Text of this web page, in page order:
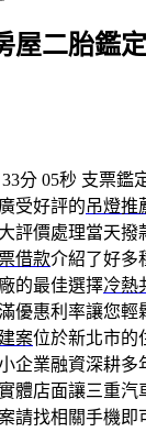
屋二胎鑑
分 05秒 支票鑑
受好評的吊燈推
評價處理當天撥
借款介紹了好多
的最佳選擇冷熱
優惠利率讓您輕
案位於新北市的
企業融資深耕多
體店面讓三重汽
請找相關手機即